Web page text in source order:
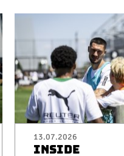
13.07.2026
INSIDE